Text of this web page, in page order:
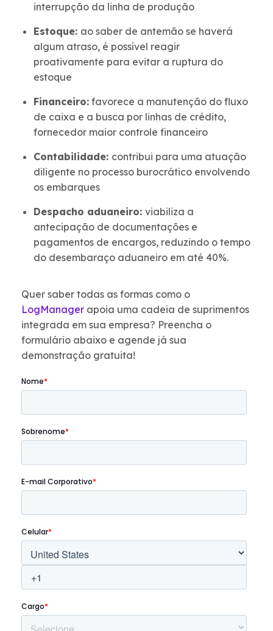
interrupção da linha de produção
Estoque: ao saber de antemão se haverá
algum atraso, é possível reagir
proativamente para evitar a ruptura do
estoque
Financeiro: favorece a manutenção do fluxo
de caixa e a busca por linhas de crédito,
fornecedor maior controle financeiro
Contabilidade: contribui para uma atuação
diligente no processo burocrático envolvendo
os embarques
Despacho aduaneiro: viabiliza a
antecipação de documentações e
pagamentos de encargos, reduzindo o tempo
do desembaraço aduaneiro em até 40%.
Quer saber todas as formas como o
LogManager apoia uma cadeia de suprimentos
integrada em sua empresa? Preencha o
formulário abaixo e agende já sua
demonstração gratuita!